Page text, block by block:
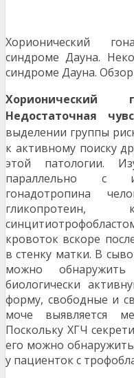
Хорионический
синдроме Дауна.
синдроме Дауна.
Хорионический
Недостаточная
выделении группы
к активному поиску
этой патологии.
параллельно с
гонадотропина
гликопротеин,
кровоток вскоре
в стенку матки. В
можно
биологически
форму, свободные и
моче выявляется
Поскольку ХГЧ
его можно
у пациенток с